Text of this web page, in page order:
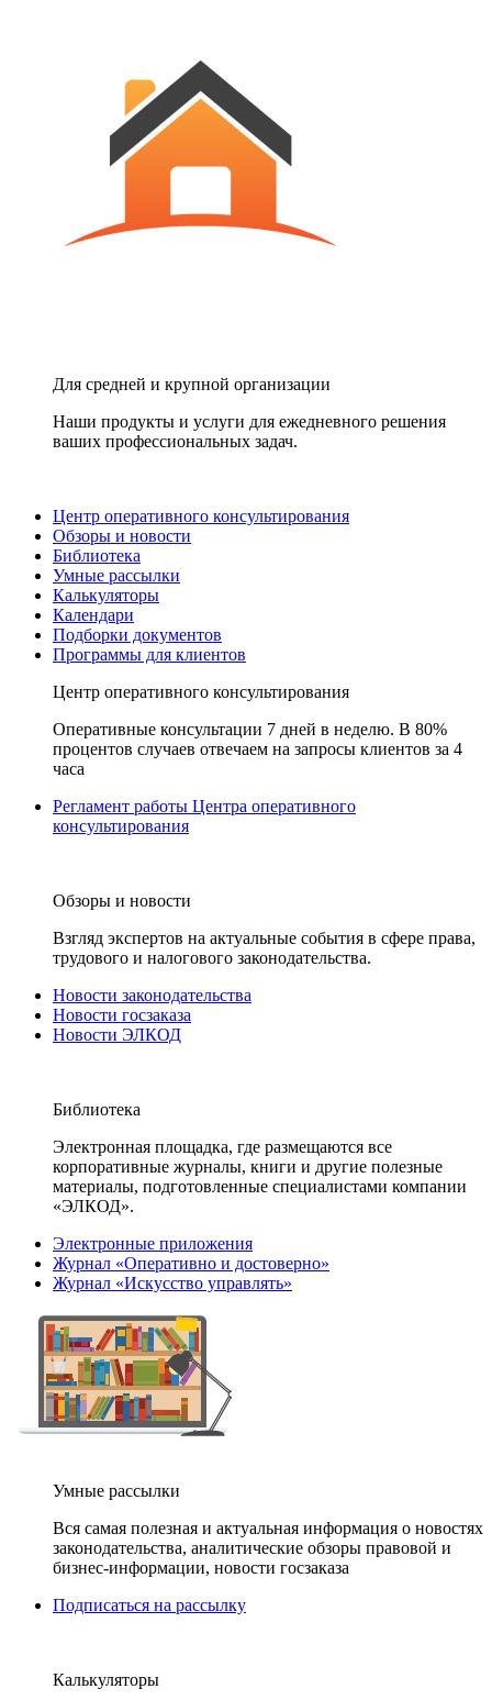
Для средней и крупной организации
Наши продукты и услуги для ежедневного решения
ваших профессиональных задач.
Центр оперативного консультирования
Обзоры и новости
Библиотека
Умные рассылки
Калькуляторы
Календари
Подборки документов
Программы для клиентов
Центр оперативного консультирования
Оперативные консультации 7 дней в неделю. В 80%
процентов случаев отвечаем на запросы клиентов за 4
часа
Регламент работы Центра оперативного
консультирования
Обзоры и новости
Взгляд экспертов на актуальные события в сфере права,
трудового и налогового законодательства.
Новости законодательства
Новости госзаказа
Новости ЭЛКОД
Библиотека
Электронная площадка, где размещаются все
корпоративные журналы, книги и другие полезные
материалы, подготовленные специалистами компании
«ЭЛКОД».
Электронные приложения
Журнал «Оперативно и достоверно»
Журнал «Искусство управлять»
Умные рассылки
Вся самая полезная и актуальная информация о новостях
законодательства, аналитические обзоры правовой и
бизнес-информации, новости госзаказа
Подписаться на рассылку
Калькуляторы